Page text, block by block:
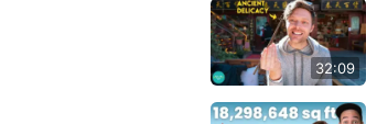
32:09